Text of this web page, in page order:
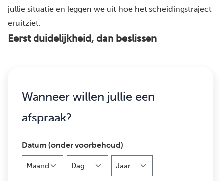
jullie situatie en leggen we uit hoe het scheidingstraject
eruitziet.
Eerst duidelijkheid, dan beslissen
Wanneer willen jullie een
afspraak?
Datum (onder voorbehoud)